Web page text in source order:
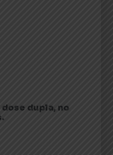
dupla, no